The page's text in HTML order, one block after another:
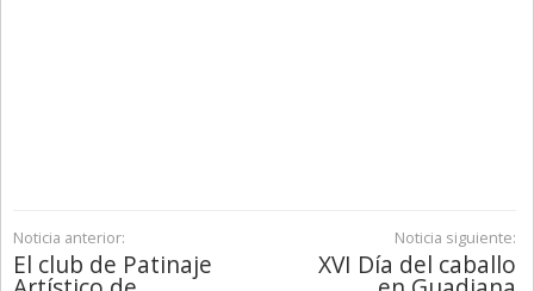
Noticia anterior:
El club de Patinaje
Noticia siguiente:
XVI Día del caballo